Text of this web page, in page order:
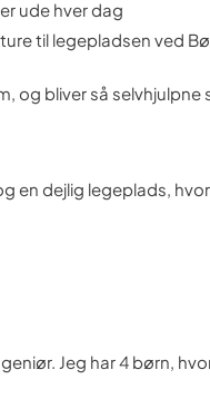
ude hver dag
til legepladsen ved
og bliver så selvhjulpne
en dejlig legeplads,
Jeg har 4 børn,